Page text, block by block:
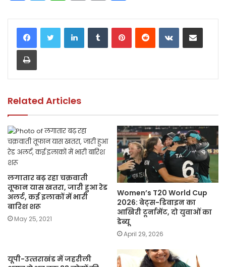
c
e
b
o
k
itt
er
a
ts
p
ai
l
p
y
n
ar
e
LinkedInTumblrPinterestReddit VKontakteShare via Email
Print
Related Articles
लगातार बढ़ रहा चक्रवाती
तूफान यास खतरा, जारी हुआ रेड
अलर्ट, कई इलाकों में भारी
बारिश शरू
May 25, 2021
Women’s T20 World Cup
2026: बेट्स-डिवाइन का
आखिरी टूर्नामेंट, दो युवाओं का
डेब्यू
April 29, 2026
यूपी-उत्‍तराखंड में जहरीली